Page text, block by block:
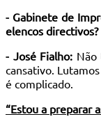
- Gabinete de
elencos directivos?
- José Fialho: Não
cansativo.
é complicado.
“Estou a preparar